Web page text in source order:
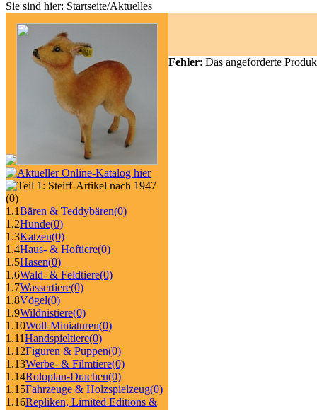
Sie sind hier: Startseite/Aktuelles
(0)
1.1Bären & Teddybären(0)
1.2Hunde(0)
1.3Katzen(0)
1.4Haus- & Hoftiere(0)
1.5Hasen(0)
1.6Wald- & Feldtiere(0)
1.7Wassertiere(0)
1.8Vögel(0)
1.9Wildnistiere(0)
1.10Woll-Miniaturen(0)
1.11Handspieltiere(0)
1.12Figuren & Puppen(0)
1.13Werbe- & Filmtiere(0)
1.14Roloplan-Drachen(0)
1.15Fahrzeuge & Holzspielzeug(0)
1.16Repliken, Limited Editions &
Fehler: Das angeforderte